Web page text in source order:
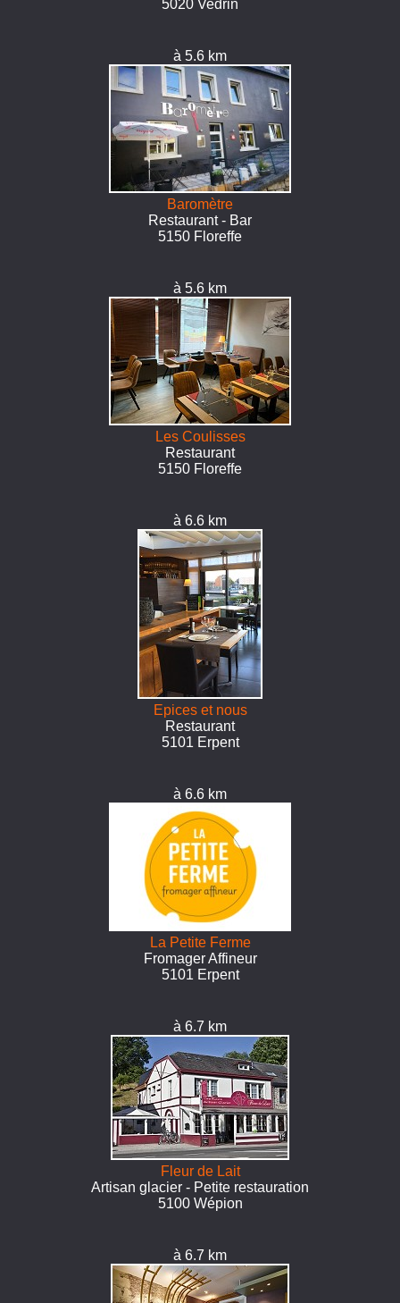
5020 Vedrin
à 5.6 km
Baromètre
Restaurant - Bar
5150 Floreffe
à 5.6 km
Les Coulisses
Restaurant
5150 Floreffe
à 6.6 km
Epices et nous
Restaurant
5101 Erpent
à 6.6 km
La Petite Ferme
Fromager Affineur
5101 Erpent
à 6.7 km
Fleur de Lait
Artisan glacier - Petite restauration
5100 Wépion
à 6.7 km